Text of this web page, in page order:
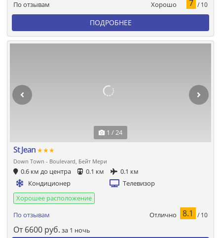
По отзывам Хорошо 7 / 10
ПОДРОБНЕЕ
1 / 24
St Jean ★★★
Down Town - Boulevard, Бейт Мери
0.6 км до центра 0.1 км
0.1 км
Кондиционер
Телевизор
Хорошее расположение
По отзывам
Отлично 8.1 / 10
От 6600 руб. за 1 ночь